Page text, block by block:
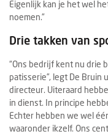
Eigenlijk kan je het wel
noemen.”
Drie takken van
“Ons bedrijf kent nu drie
patisserie”, legt De Bruin
directeur. Uiteraard
in dienst. In principe
Echter hebben we wel
waaronder ikzelf. Ons